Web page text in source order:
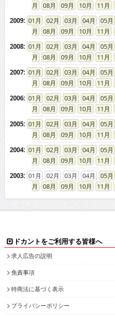
08
09 10 11
2009: 01 02 03 04 05
08
09 10 11
2008: 01 02 03 04 05
08
09 10 11
2007: 01 02 03 04 05
08
09 10 11
2006: 01 02 03 04 05
08
09 10 11
2005: 01 02 03 04 05
08
09 10 11
2004: 01 02 03 04 05
08
09 10 11
2003: 01 02 03 04 05
08
09 10 11
ドカントをご利用する皆様へ
求人広告の説明
免責事項
特商法に基づく表示
プライバシーポリシー